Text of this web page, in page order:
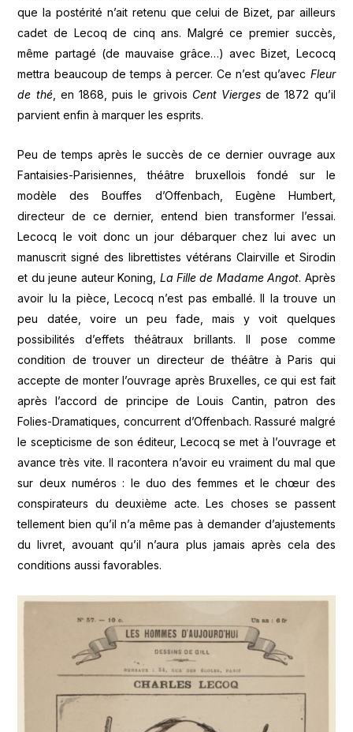
que la postérité n’ait retenu que celui de Bizet, par ailleurs
cadet de Lecoq de cinq ans. Malgré ce premier succès,
même partagé (de mauvaise grâce…) avec Bizet, Lecocq
mettra beaucoup de temps à percer. Ce n’est qu’avec Fleur
de thé, en 1868, puis le grivois Cent Vierges de 1872 qu’il
parvient enfin à marquer les esprits.
Peu de temps après le succès de ce dernier ouvrage aux
Fantaisies-Parisiennes, théâtre bruxellois fondé sur le
modèle des Bouffes d’Offenbach, Eugène Humbert,
directeur de ce dernier, entend bien transformer l’essai.
Lecocq le voit donc un jour débarquer chez lui avec un
manuscrit signé des librettistes vétérans Clairville et Sirodin
et du jeune auteur Koning, La Fille de Madame Angot. Après
avoir lu la pièce, Lecocq n’est pas emballé. Il la trouve un
peu datée, voire un peu fade, mais y voit quelques
possibilités d’effets théâtraux brillants. Il pose comme
condition de trouver un directeur de théâtre à Paris qui
accepte de monter l’ouvrage après Bruxelles, ce qui est fait
après l’accord de principe de Louis Cantin, patron des
Folies-Dramatiques, concurrent d’Offenbach. Rassuré malgré
le scepticisme de son éditeur, Lecocq se met à l’ouvrage et
avance très vite. Il racontera n’avoir eu vraiment du mal que
sur deux numéros : le duo des femmes et le chœur des
conspirateurs du deuxième acte. Les choses se passent
tellement bien qu’il n’a même pas à demander d’ajustements
du livret, avouant qu’il n’aura plus jamais après cela des
conditions aussi favorables.